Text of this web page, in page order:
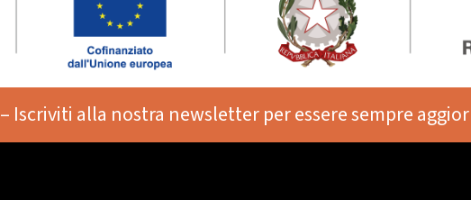
– Iscriviti alla nostra newsletter per essere sempre